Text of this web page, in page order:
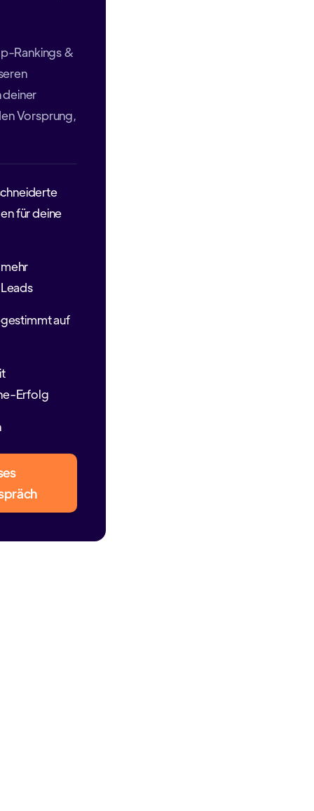
Rankings &
deiner
Vorsprung,
für deine
auf
Erfolg